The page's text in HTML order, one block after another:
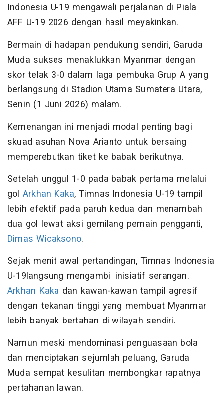
Indonesia U-19 mengawali perjalanan di Piala
AFF U-19 2026 dengan hasil meyakinkan.
Bermain di hadapan pendukung sendiri, Garuda
Muda sukses menaklukkan Myanmar dengan
skor telak 3-0 dalam laga pembuka Grup A yang
berlangsung di Stadion Utama Sumatera Utara,
Senin (1 Juni 2026) malam.
Kemenangan ini menjadi modal penting bagi
skuad asuhan Nova Arianto untuk bersaing
memperebutkan tiket ke babak berikutnya.
Setelah unggul 1-0 pada babak pertama melalui
gol Arkhan Kaka, Timnas Indonesia U-19 tampil
lebih efektif pada paruh kedua dan menambah
dua gol lewat aksi gemilang pemain pengganti,
Dimas Wicaksono.
Sejak menit awal pertandingan, Timnas Indonesia
U-19langsung mengambil inisiatif serangan.
Arkhan Kaka dan kawan-kawan tampil agresif
dengan tekanan tinggi yang membuat Myanmar
lebih banyak bertahan di wilayah sendiri.
Namun meski mendominasi penguasaan bola
dan menciptakan sejumlah peluang, Garuda
Muda sempat kesulitan membongkar rapatnya
pertahanan lawan.